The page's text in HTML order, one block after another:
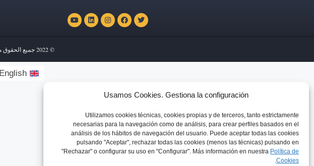
Usamos Cookies. Gestiona la configuración
Utilizamos cookies técnicas, cookies propias y de terceros, tanto estrictamente
necesarias para la navegación como de análisis, para crear perfiles basados en el
análisis de los hábitos de navegación del usuario. Puede aceptar todas las cookies
pulsando "Aceptar", rechazar todas las cookies (menos las técnicas) pulsando en
"Rechazar" o configurar su uso en "Configurar". Más información en nuestra Política de
Cookies
.
© 2022 جميع الحقوق محفوظة
English